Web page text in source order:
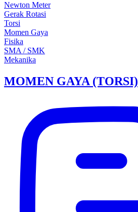
Newton Meter
Gerak Rotasi
Torsi
Momen Gaya
Fisika
SMA / SMK
Mekanika
MOMEN GAYA (TORSI)